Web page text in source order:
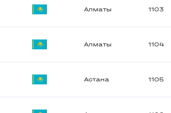
Алматы 1103
Алматы 1104
Астана 1105